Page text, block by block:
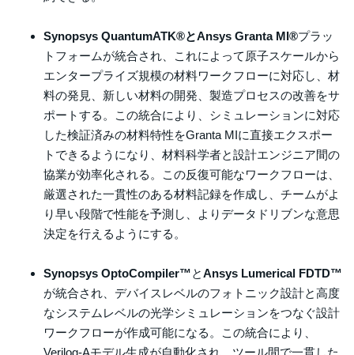
Synopsys QuantumATK®とAnsys Granta MI®プラッ
トフォームが統合され、これによって原子スケールから
エンタープライズ規模の材料ワークフローに対応し、材
料の発見、新しい材料の開発、製造プロセスの改善をサ
ポートする。この統合により、シミュレーションに対応
した検証済みの材料特性をGranta MIに直接エクスポー
トできるようになり、材料科学者と設計エンジニア間の
協業が効率化される。この反復可能なワークフローは、
厳選された一貫性のある材料記録を作成し、チームがよ
り早い段階で性能を予測し、よりデータドリブンな意思
決定を行えるようにする。
Synopsys OptoCompiler™とAnsys Lumerical FDTD™
が統合され、デバイスレベルのフォトニック設計と高度
なシステムレベルの光学シミュレーションをつなぐ設計
ワークフローが作成可能になる。この統合により、